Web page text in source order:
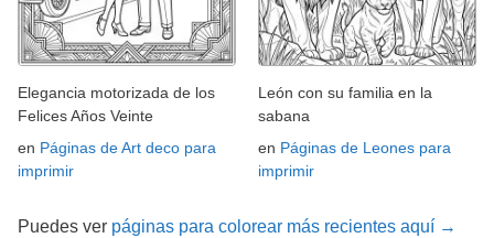
Elegancia motorizada de los
Felices Años Veinte
en Páginas de Art deco para
imprimir
León con su familia en la
sabana
en Páginas de Leones para
imprimir
Puedes ver páginas para colorear más recientes aquí →